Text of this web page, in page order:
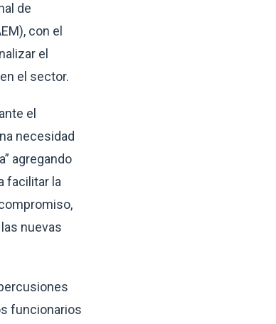
de
con el
el
el sector.
el
necesidad
agregando
facilitar la
nuevas
funcionarios